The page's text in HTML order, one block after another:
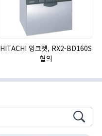
HITACHI 잉크젯, RX2-BD160S
협의